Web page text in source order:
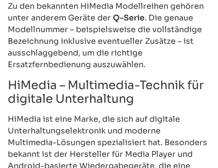
Zu den bekannten HiMedia Modellreihen gehören
unter anderem Geräte derQ-Serie. Die genaue
Modellnummer – beispielsweise die vollständige
Bezeichnung inklusive eventueller Zusätze – ist
ausschlaggebend, um die richtige
Ersatzfernbedienung auszuwählen.
HiMedia – Multimedia-Technik für
digitale Unterhaltung
HiMedia ist eine Marke, die sich auf digitale
Unterhaltungselektronik und moderne
Multimedia-Lösungen spezialisiert hat. Besonders
bekannt ist der Hersteller für Media Player und
Android-basierte Wiedergabegeräte, die eine